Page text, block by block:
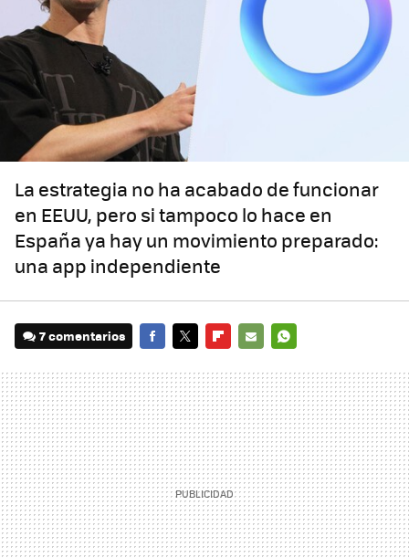
La estrategia no ha acabado de funcionar
en EEUU, pero si tampoco lo hace en
España ya hay un movimiento preparado:
una app independiente
7 comentarios
MAIL